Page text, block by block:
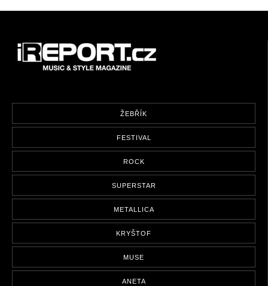
ŽEBŘÍK
FESTIVAL
ROCK
SUPERSTAR
METALLICA
KRYŠTOF
MUSE
ANETA